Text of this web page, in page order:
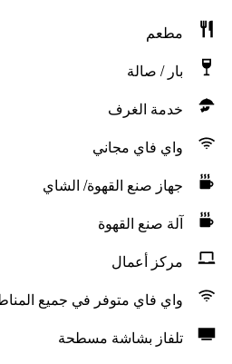
مطعم
بار / صالة
خدمة الغرف
واي فاي مجاني
جهاز صنع القهوة/ الشاي
آلة صنع القهوة
مركز أعمال
واي فاي متوفر في جميع
تلفاز بشاشة مسطحة